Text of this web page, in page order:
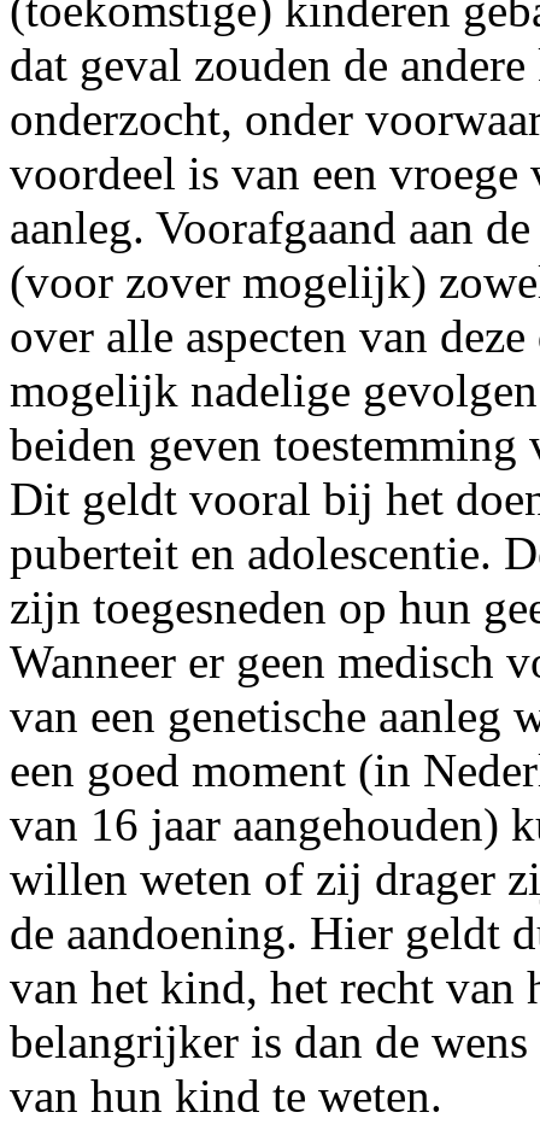
(toekomstige) kinderen
dat geval zouden de
onderzocht, onder
voordeel is van een vroege
aanleg. Voorafgaand aan
(voor zover mogelijk)
over alle aspecten van
mogelijk nadelige
beiden geven
Dit geldt vooral bij het
puberteit en adolescentie.
zijn toegesneden op hun
Wanneer er geen medisch
van een genetische aanleg
een goed moment (in
van 16 jaar aangehouden)
willen weten of zij drager
de aandoening. Hier geldt
van het kind, het recht van
belangrijker is dan de
van hun kind te weten.